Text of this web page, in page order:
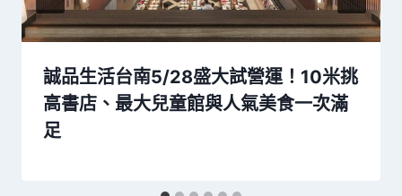
誠品生活台南5/28盛大試營運！10米挑
高書店、最大兒童館與人氣美食一次滿
足